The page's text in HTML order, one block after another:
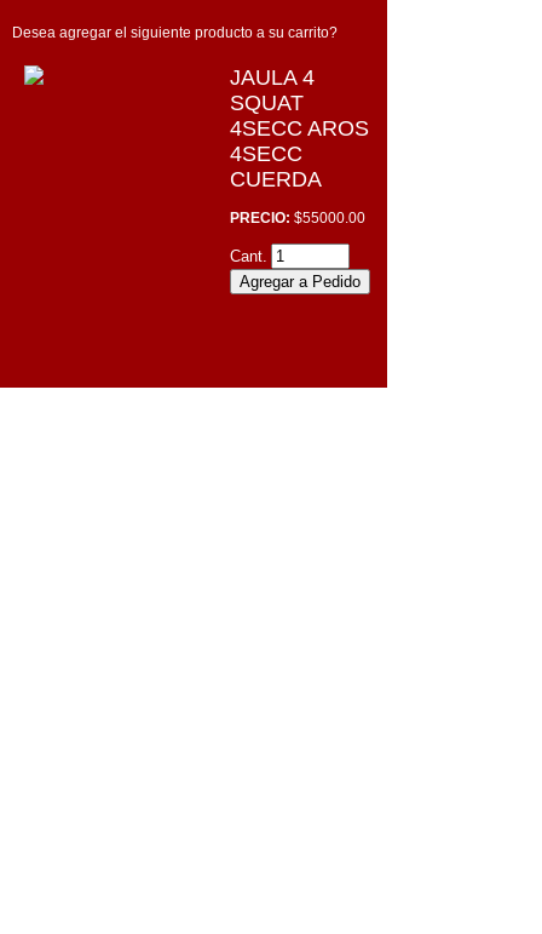
Desea agregar el siguiente producto a su carrito?
JAULA 4
SQUAT
4SECC AROS
4SECC
CUERDA
PRECIO: $55000.00
Cant.